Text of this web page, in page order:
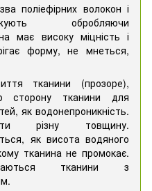
поліефірних волокон і
обробляючи
має високу міцність і
форму, не мнеться,
тканини (прозоре),
сторону тканини для
як водонепроникність.
різну товщину.
як висота водяного
тканина не промокає.
тканини з